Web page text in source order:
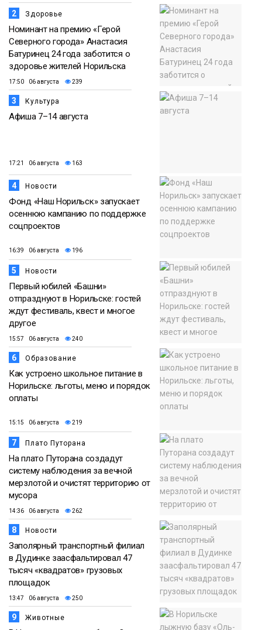
2 Здоровье
Номинант на премию «Герой
Северного города» Анастасия
Батуринец 24 года заботится о
здоровье жителей Норильска
17:50 06 августа 239
3 Культура
Афиша 7–14 августа
17:21 06 августа 163
4 Новости
Фонд «Наш Норильск» запускает
осеннюю кампанию по поддержке
соцпроектов
16:39 06 августа 196
5 Новости
Первый юбилей «Башни»
отпразднуют в Норильске: гостей
ждут фестиваль, квест и многое
другое
15:57 06 августа 240
6 Образование
Как устроено школьное питание в
Норильске: льготы, меню и порядок
оплаты
15:15 06 августа 219
7 Плато Путорана
На плато Путорана создадут
систему наблюдения за вечной
мерзлотой и очистят территорию от
мусора
14:36 06 августа 262
8 Новости
Заполярный транспортный филиал
в Дудинке заасфальтировал 47
тысяч «квадратов» грузовых
площадок
13:47 06 августа 250
9 Животные